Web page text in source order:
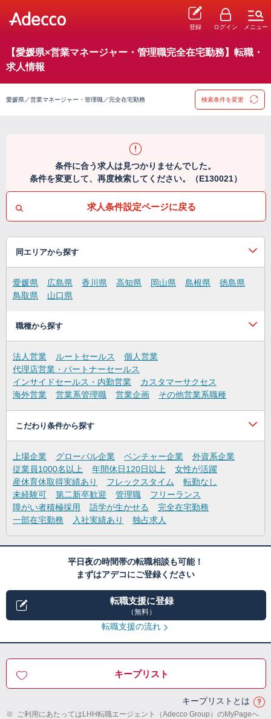
登録 ログイン メニュー
【愛媛県×営業マネージャー・管理職完全在宅勤務】転職・
求人情報
愛媛県／営業マネージャー・管理職／完全在宅勤務 検索条件を変更
条件に合う求人は見つかりませんでした。
条件を変更して、再度検索してください。（E130021）
求人条件設定ページに戻る
同エリアから探す
愛媛県 広島県 香川県 高知県 岡山県 島根県
徳島県
鳥取県
山口県
職種から探す
法人営業 ルートセールス
個人営業
代理店営業・パートナーセールス
インサイドセールス・内勤営業
カスタマーサクセス
海外営業
営業系管理職 営業企画 その他営業系職種
こだわり条件から探す
上場企業 グローバル企業 ベンチャー企業
外資系企業
従業員1000名以上
年間休日120日以上
女性が活躍
産休育休取得実績あり
フレックスタイム
転勤なし
未経験可
第二新卒歓迎 管理職
フリーランス
障がい者積極採用
語学が生かせる
完全在宅勤務
一部在宅勤務
入社実績あり 独占求人
平日夜の時間帯の転職相談も可能！
まずはアデコにご登録ください
転職支援に登録
（無料）
転職支援の流れ
キープリスト
キープリストとは
※ ご利用にあたってはLHH転職エージェント（Adecco Group）のMyPageへ